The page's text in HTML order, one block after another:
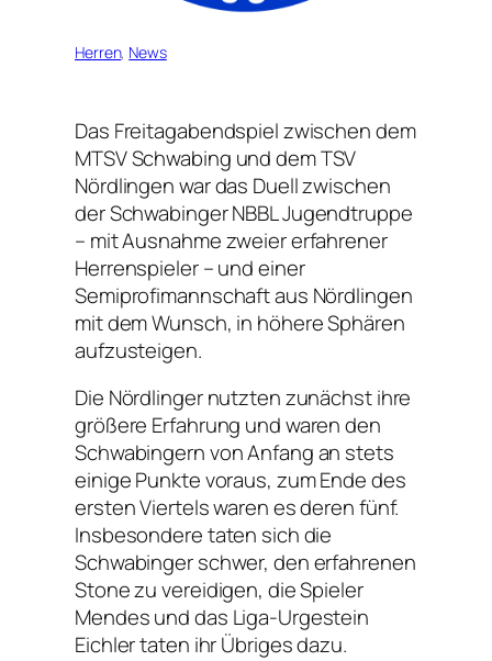
Herren, News
Das Freitagabendspiel zwischen dem
MTSV Schwabing und dem TSV
Nördlingen war das Duell zwischen
der Schwabinger NBBL Jugendtruppe
– mit Ausnahme zweier erfahrener
Herrenspieler – und einer
Semiprofimannschaft aus Nördlingen
mit dem Wunsch, in höhere Sphären
aufzusteigen.
Die Nördlinger nutzten zunächst ihre
größere Erfahrung und waren den
Schwabingern von Anfang an stets
einige Punkte voraus, zum Ende des
ersten Viertels waren es deren fünf.
Insbesondere taten sich die
Schwabinger schwer, den erfahrenen
Stone zu vereidigen, die Spieler
Mendes und das Liga-Urgestein
Eichler taten ihr Übriges dazu.